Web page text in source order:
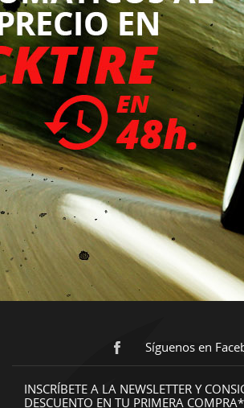
Síguenos en
INSCRÍBETE A LA NEWSLETTER Y
DESCUENTO EN TU PRIMERA COMPRA*